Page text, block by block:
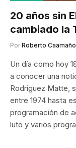
20 años sin
cambiado la
Por Roberto Caamaño
Un día como hoy
a conocer una
Rodriguez Matte,
entre 1974 hasta
programación de
luto y varios